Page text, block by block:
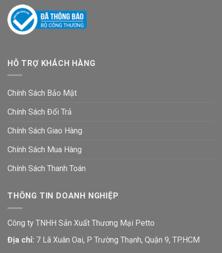
HỖ TRỢ KHÁCH HÀNG
Chính Sách Bảo Mật
Chính Sách Đổi Trả
Chính Sách Giao Hàng
Chính Sách Mua Hàng
Chính Sách Thanh Toán
THÔNG TIN DOANH NGHIỆP
Công ty TNHH Sản Xuất Thương Mại Petto
Địa chỉ: 7 Lã Xuân Oai, P Trường Thạnh, Quận 9, TP.HCM